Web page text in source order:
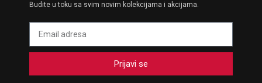
Budite u toku sa svim novim kolekcijama i akcijama.
Prijavi se